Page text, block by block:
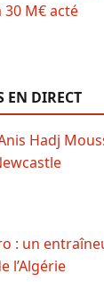
M€ acté
EN DIRECT
Hadj
: un
l’Algérie